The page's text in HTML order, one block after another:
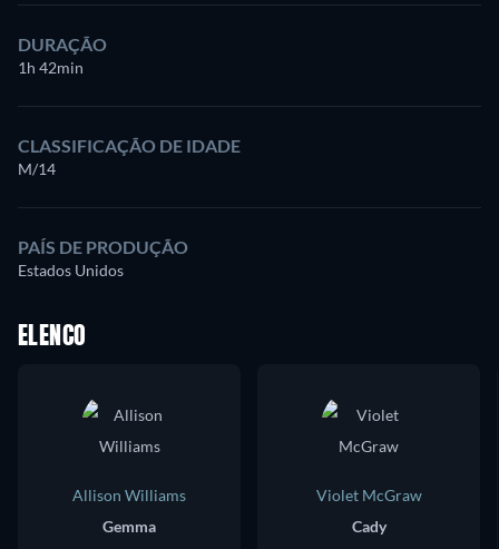
DURAÇÃO
1h 42min
CLASSIFICAÇÃO DE IDADE
M/14
PAÍS DE PRODUÇÃO
Estados Unidos
ELENCO
Allison Williams
Gemma
Violet McGraw
Cady